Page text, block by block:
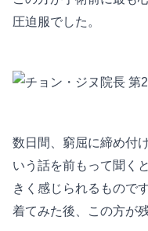
圧迫服でした。
数日間、窮屈に締め付
いう話を前もって聞く
きく感じられるもので
着てみた後、この方が